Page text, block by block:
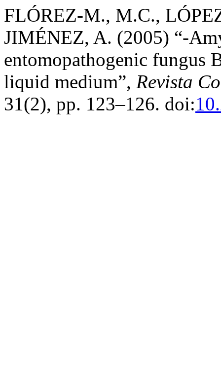
FLÓREZ-M., M.C.,
JIMÉNEZ, A. (2005) “-
entomopathogenic fungus
liquid medium”, Revista
31(2), pp. 123–126. doi: